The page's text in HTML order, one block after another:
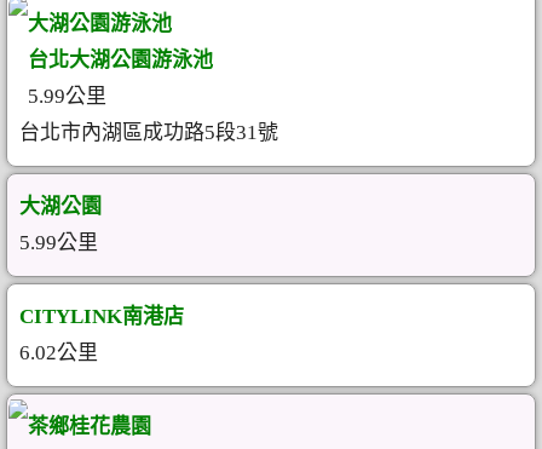
大湖公園游泳池
台北大湖公園游泳池
5.99公里
台北市內湖區成功路5段31號
大湖公園
5.99公里
CITYLINK南港店
6.02公里
茶鄉桂花農園